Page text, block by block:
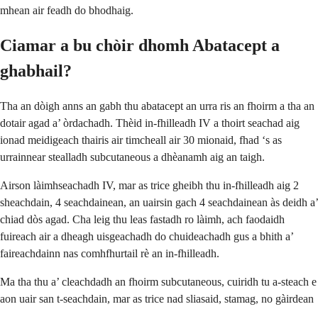
mhean air feadh do bhodhaig.
Ciamar a bu chòir dhomh Abatacept a
ghabhail?
Tha an dòigh anns an gabh thu abatacept an urra ris an fhoirm a tha an
dotair agad a’ òrdachadh. Thèid in-fhilleadh IV a thoirt seachad aig
ionad meidigeach thairis air timcheall air 30 mionaid, fhad ‘s as
urrainnear stealladh subcutaneous a dhèanamh aig an taigh.
Airson làimhseachadh IV, mar as trice gheibh thu in-fhilleadh aig 2
sheachdain, 4 seachdainean, an uairsin gach 4 seachdainean às deidh a’
chiad dòs agad. Cha leig thu leas fastadh ro làimh, ach faodaidh
fuireach air a dheagh uisgeachadh do chuideachadh gus a bhith a’
faireachdainn nas comhfhurtail rè an in-fhilleadh.
Ma tha thu a’ cleachdadh an fhoirm subcutaneous, cuiridh tu a-steach e
aon uair san t-seachdain, mar as trice nad sliasaid, stamag, no gàirdean